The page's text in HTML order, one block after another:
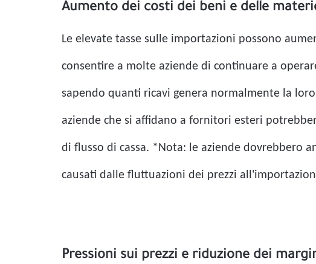
Aumento dei costi dei beni e delle
Le elevate tasse sulle importazioni possono
consentire a molte aziende di continuare a
sapendo quanti ricavi genera normalmente la
aziende che si affidano a fornitori esteri
di flusso di cassa. *Nota: le aziende dovrebbero
causati dalle fluttuazioni dei prezzi
Pressioni sui prezzi e riduzione dei